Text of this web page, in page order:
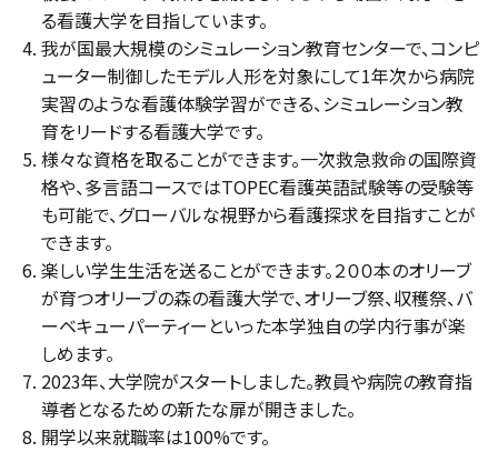
る看護大学を目指しています。
我が国最大規模のシミュレーション教育センターで、コンピ
ューター制御したモデル人形を対象にして1年次から病院
実習のような看護体験学習ができる、シミュレーション教
育をリードする看護大学です。
様々な資格を取ることができます。一次救急救命の国際資
格や、多言語コースではTOPEC看護英語試験等の受験等
も可能で、グローバルな視野から看護探求を目指すことが
できます。
楽しい学生生活を送ることができます。２００本のオリーブ
が育つオリーブの森の看護大学で、オリーブ祭、収穫祭、バ
ーベキューパーティーといった本学独自の学内行事が楽
しめます。
2023年、大学院がスタートしました。教員や病院の教育指
導者となるための新たな扉が開きました。
開学以来就職率は100%です。